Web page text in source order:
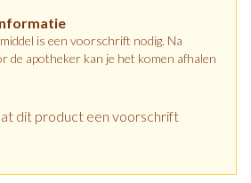
is een voorschrift nodig. Na
de apotheker kan je het komen afhalen
dit product een voorschrift